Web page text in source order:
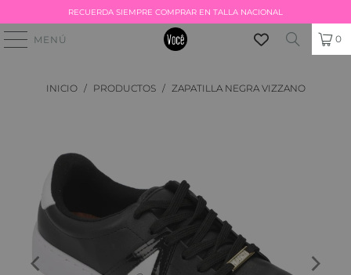
RECUERDA SIEMPRE COMPRAR EN TALLA NACIONAL
MENÚ 0
INICIO / PRODUCTOS / ZAPATILLA NEGRA VIZZANO